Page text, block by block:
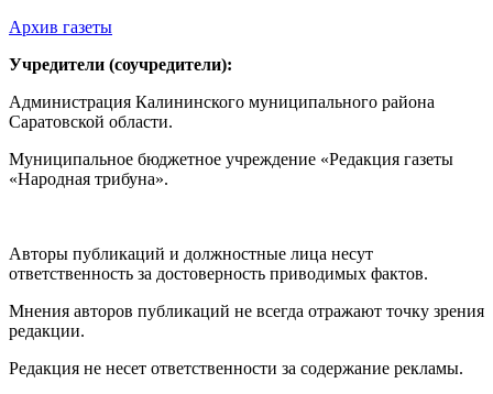
Архив газеты
Учредители (соучредители):
Администрация Калининского муниципального района
Саратовской области.
Муниципальное бюджетное учреждение «Редакция газеты
«Народная трибуна».
Авторы публикаций и должностные лица несут
ответственность за достоверность приводимых фактов.
Мнения авторов публикаций не всегда отражают точку зрения
редакции.
Редакция не несет ответственности за содержание рекламы.